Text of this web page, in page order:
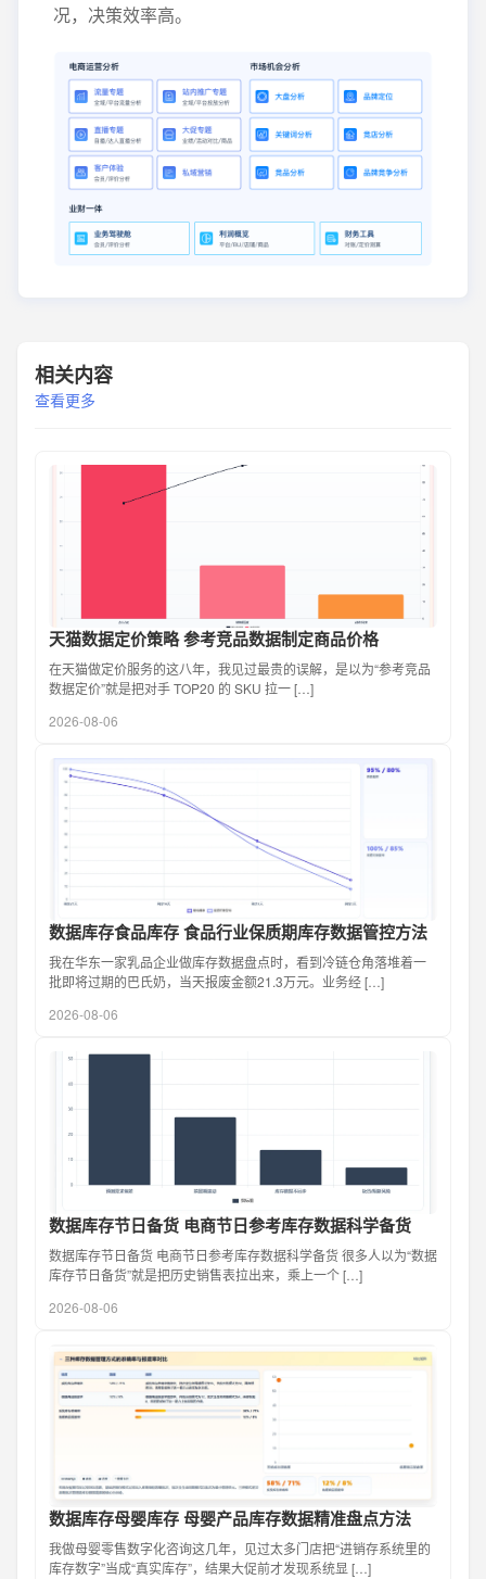
况，决策效率高。
相关内容
查看更多
天猫数据定价策略 参考竞品数据制定商品价格
在天猫做定价服务的这八年，我见过最贵的误解，是以为“参考竞品
数据定价”就是把对手 TOP20 的 SKU 拉一 […]
2026-08-06
数据库存食品库存 食品行业保质期库存数据管控方法
我在华东一家乳品企业做库存数据盘点时，看到冷链仓角落堆着一
批即将过期的巴氏奶，当天报废金额21.3万元。业务经 […]
2026-08-06
数据库存节日备货 电商节日参考库存数据科学备货
数据库存节日备货 电商节日参考库存数据科学备货 很多人以为“数据
库存节日备货”就是把历史销售表拉出来，乘上一个 […]
2026-08-06
数据库存母婴库存 母婴产品库存数据精准盘点方法
我做母婴零售数字化咨询这几年，见过太多门店把“进销存系统里的
库存数字”当成“真实库存”，结果大促前才发现系统显 […]